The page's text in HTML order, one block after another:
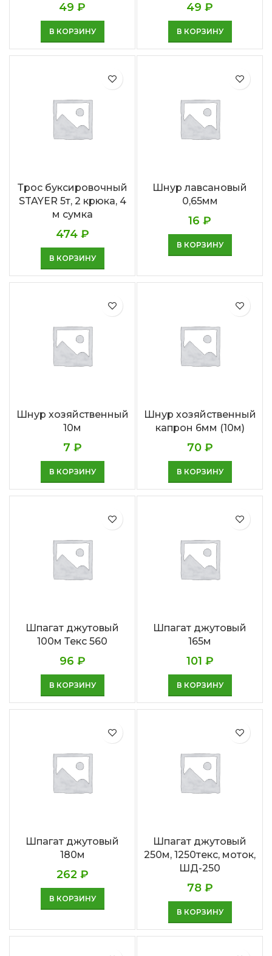
49 ₽
В КОРЗИНУ
49 ₽
В КОРЗИНУ
Трос буксировочный
STAYER 5т, 2 крюка, 4
м сумка
474 ₽
В КОРЗИНУ
Шнур лавсановый
0,65мм
16 ₽
В КОРЗИНУ
Шнур хозяйственный
10м
7 ₽
В КОРЗИНУ
Шнур хозяйственный
капрон 6мм (10м)
70 ₽
В КОРЗИНУ
Шпагат джутовый
100м Текс 560
96 ₽
В КОРЗИНУ
Шпагат джутовый
165м
101 ₽
В КОРЗИНУ
Шпагат джутовый
180м
262 ₽
В КОРЗИНУ
Шпагат джутовый
250м, 1250текс, моток,
ШД-250
78 ₽
В КОРЗИНУ